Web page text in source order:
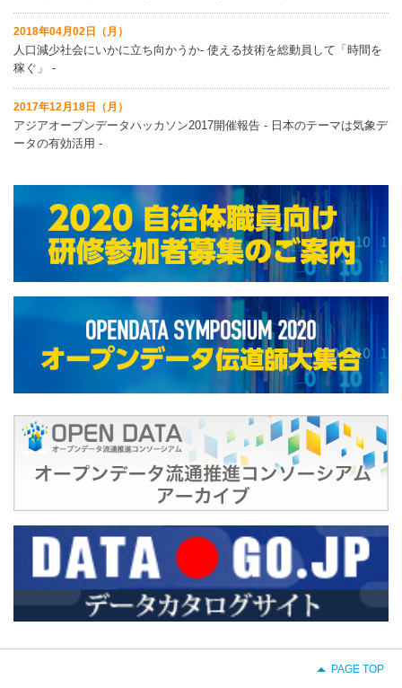
2018年04月02日（月）
人口減少社会にいかに立ち向かうか‐ 使える技術を総動員して「時間を
稼ぐ」 ‐
2017年12月18日（月）
アジアオープンデータハッカソン2017開催報告 ‐ 日本のテーマは気象デ
ータの有効活用 ‐
PAGE TOP